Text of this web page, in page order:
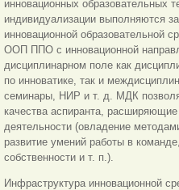
инновационных образовательных
индивидуализации выполняются
инновационной образовательной
ООП ППО с инновационной
дисциплинарном поле как
по инноватике, так и
семинары, НИР и т. д. МДК
качества аспиранта,
деятельности (овладение
развитие умений работы в
собственности и т. п.).
Инфраструктура инновационной